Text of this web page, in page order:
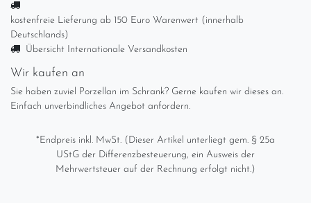
kostenfreie Lieferung ab 150 Euro Warenwert (innerhalb
Deutschlands)
Übersicht Internationale Versandkosten
Wir kaufen an
Sie haben zuviel Porzellan im Schrank? Gerne kaufen wir dieses an.
Einfach unverbindliches Angebot anfordern.
*Endpreis inkl. MwSt. (Dieser Artikel unterliegt gem. § 25a
UStG der Differenzbesteuerung, ein Ausweis der
Mehrwertsteuer auf der Rechnung erfolgt nicht.)